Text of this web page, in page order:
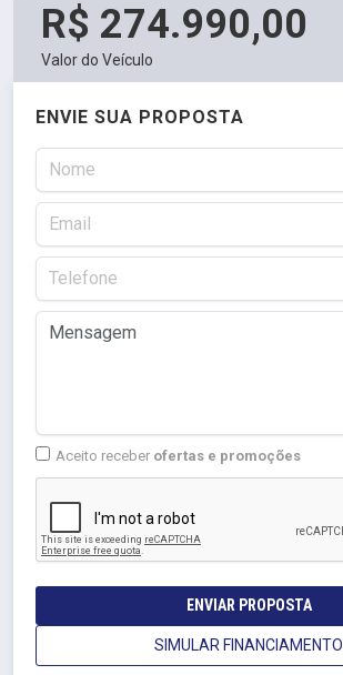
R$ 274.990,00
Valor do Veículo
ENVIE SUA PROPOSTA
Aceito receber ofertas e promoções
ENVIAR PROPOSTA
SIMULAR FINANCIAMENTO